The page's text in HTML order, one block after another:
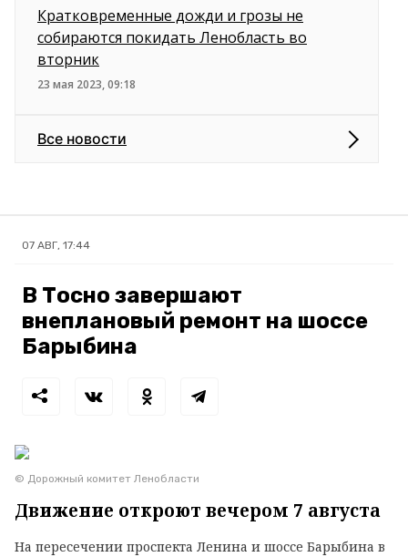
Кратковременные дожди и грозы не
собираются покидать Ленобласть во
вторник
23 мая 2023, 09:18
Все новости
07 АВГ, 17:44
В Тосно завершают
внеплановый ремонт на шоссе
Барыбина
© Дорожный комитет Ленобласти
Движение откроют вечером 7 августа
На пересечении проспекта Ленина и шоссе Барыбина в